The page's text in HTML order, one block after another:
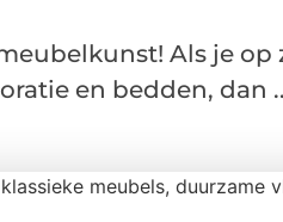
Als je op
en bedden, dan